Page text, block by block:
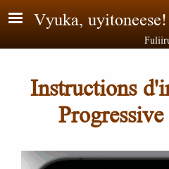
Aller au contenu principal
Vyuka, uyitoneese!
Instructions